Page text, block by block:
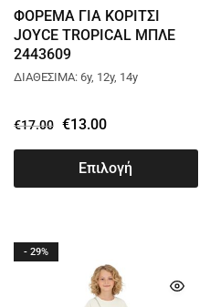
ΦΟΡΕΜΑ ΓΙΑ ΚΟΡΙΤΣΙ
JOYCE TROPICAL ΜΠΛΕ
2443609
ΔΙΑΘΕΣΙΜΑ: 6y, 12y, 14y
€17.00 €13.00
Επιλογή
- 29%